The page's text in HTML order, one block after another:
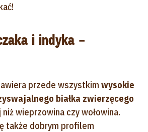
i indyka –
przede wszystkim wysokie
białka zwierzęcego
wieprzowina czy wołowina.
także dobrym profilem